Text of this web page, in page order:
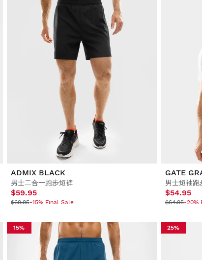
ADMIX BLACK
男士二合一跑步短裤
$59.95
$69.95-15% Final Sale
GATE
男士短袖跑
$54.95
$64.95-20%
15% 25%